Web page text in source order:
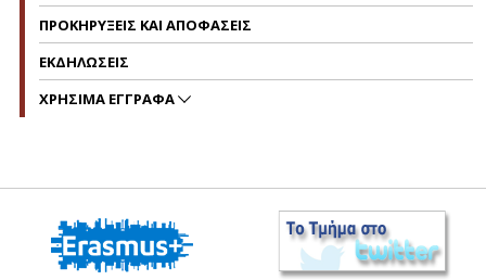
ΠΡΟΚΗΡΥΞΕΙΣ ΚΑΙ ΑΠΟΦΑΣΕΙΣ
ΕΚΔΗΛΩΣΕΙΣ
ΧΡΗΣΙΜΑ ΕΓΓΡΑΦΑ